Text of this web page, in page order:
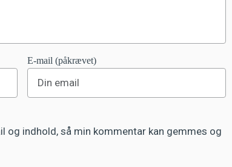
E-mail (påkrævet)
og indhold, så min kommentar kan gemmes og